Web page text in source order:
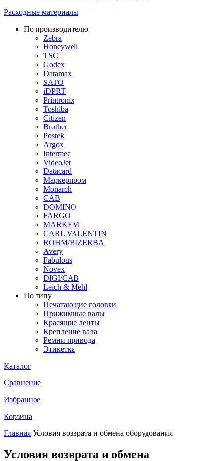
Расходные материалы
По производителю
Zebra
Honeywell
TSC
Godex
Datamax
SATO
iDPRT
Printronix
Toshiba
Citizen
Brother
Postek
Argox
Intermec
VideoJet
Datacard
Маркерпром
Monarch
CAB
DOMINO
FARGO
MARKEM
CARL VALENTIN
ROHM/BIZERBA
Avery
Fabulous
Novex
DIGI/CAB
Leich & Mehl
По типу
Печатающие головки
Прижимные валы
Красящие ленты
Крепление вала
Ремни привода
Этикетка
Каталог
Сравнение
Избранное
Корзина
Главная Условия возврата и обмена оборудования
Условия возврата и обмена